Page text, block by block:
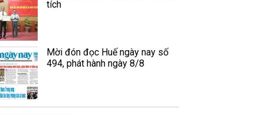
tích
Mời đón đọc Huế ngày nay số
494, phát hành ngày 8/8